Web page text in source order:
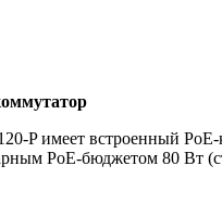
P имеет встроенный PoE-
PoE-бюджетом 80 Вт